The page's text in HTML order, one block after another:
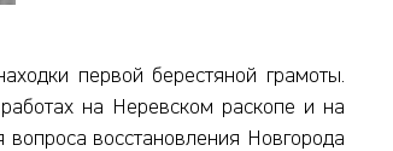
первой берестяной грамоты.
на Неревском раскопе и на
вопроса восстановления Новгорода